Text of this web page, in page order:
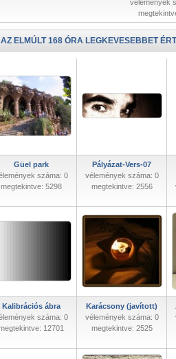
vélemények
AZ ELMÚLT 168 ÓRA LEGKEVESEBBET
Güel park
száma: 0
megtekintve: 5298
Pályázat-Vers-07
vélemények száma: 0
megtekintve: 2556
Kalibrációs ábra
száma: 0
12701
Karácsony (javított)
vélemények száma: 0
megtekintve: 2525